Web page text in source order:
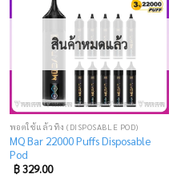
to
wishlist
สินค้าหมดแล้ว
พอตใช้แล้วทิ้ง (DISPOSABLE POD)
MQ Bar 22000 Puffs Disposable
Pod
฿329.00